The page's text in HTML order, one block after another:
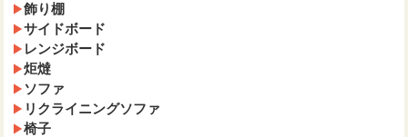
飾り棚
サイドボード
レンジボード
炬燵
ソファ
リクライニングソファ
椅子